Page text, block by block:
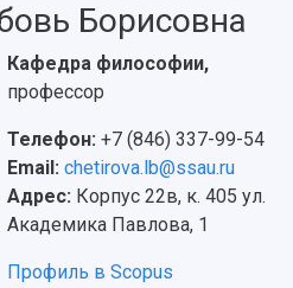
Борисовна
Кафедра философии,
профессор
Телефон: +7 (846) 337-99-54
Email: chetirova.lb@ssau.ru
Адрес: Корпус 22в, к. 405 ул.
Академика Павлова, 1
Профиль в Scopus